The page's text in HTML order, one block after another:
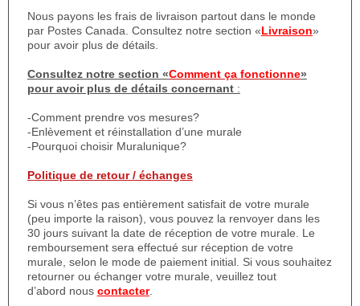
Nous payons les frais de livraison partout dans le monde
par Postes Canada. Consultez notre section «Livraison»
pour avoir plus de détails.
Consultez notre section «Comment ça fonctionne»
pour avoir plus de détails concernant:
-Comment prendre vos mesures?
-Enlèvement et réinstallation d’une murale
-Pourquoi choisir Muralunique?
Politique de retour / échanges
Si vous n’êtes pas entièrement satisfait de votre murale
(peu importe la raison), vous pouvez la renvoyer dans les
30 jours suivant la date de réception de votre murale. Le
remboursement sera effectué sur réception de votre
murale, selon le mode de paiement initial. Si vous souhaitez
retourner ou échanger votre murale, veuillez tout
d’abord nous contacter.